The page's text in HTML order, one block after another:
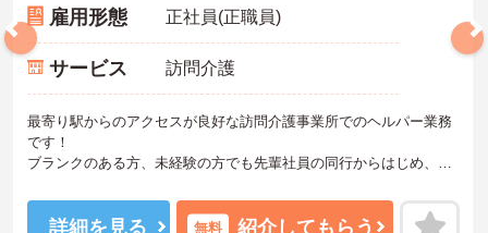
雇用形態 正社員(正職員)
サービス 訪問介護
最寄り駅からのアクセスが良好な訪問介護事業所でのヘルパー業務
です！
ブランクのある方、未経験の方でも先輩社員の同行からはじめ、丁
ご興味ある方には、面接のポイントなど、さらに詳細をお話致しま
すのでお気軽にご相談ください。
詳細を見る 無料 紹介してもらう